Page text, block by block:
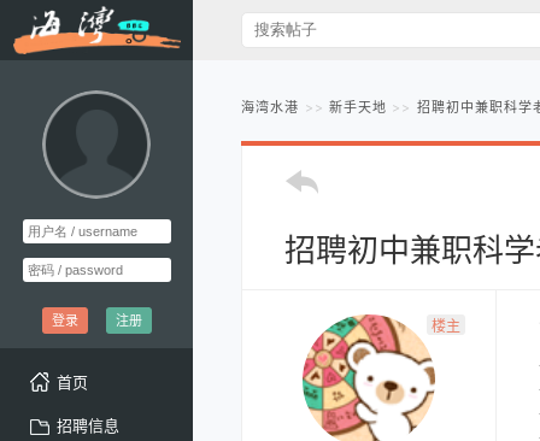
登录 注册
首页
招聘信息
海湾水港 新手天地 招聘初中兼职科
招聘初中兼职科
楼主